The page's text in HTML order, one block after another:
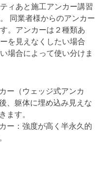
ィあと施工アンカー講習
同業者様からのアンカー
。アンカーは２種類あ
を見えなくしたい場合
場合によって使い分けま
ー（ウェッジ式アンカ
、躯体に埋め込み見えな
ます。
ー：強度が高く半永久的